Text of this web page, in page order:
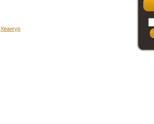
Хвангур